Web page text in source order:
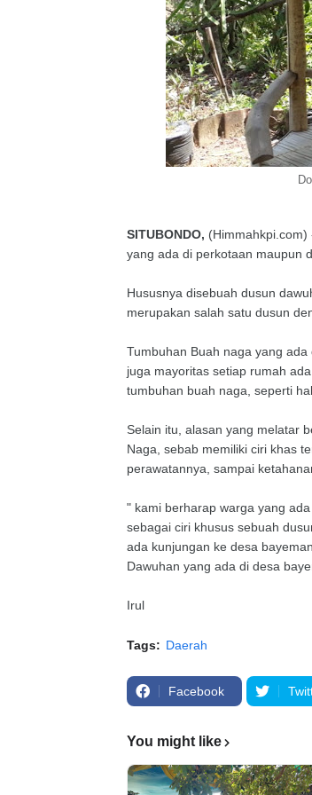
SITUBONDO,
yang ada di perkotaan maupun
Hususnya disebuah dusun
merupakan salah satu dusun
Tumbuhan Buah naga yang
juga mayoritas setiap rumah
tumbuhan buah naga, seperti
Selain itu, alasan yang melatar
Naga, sebab memiliki ciri khas
perawatannya, sampai
" kami berharap warga yang
sebagai ciri khusus sebuah
ada kunjungan ke desa
Dawuhan yang ada di desa
Irul
Tags: Daerah
Facebook
You might like